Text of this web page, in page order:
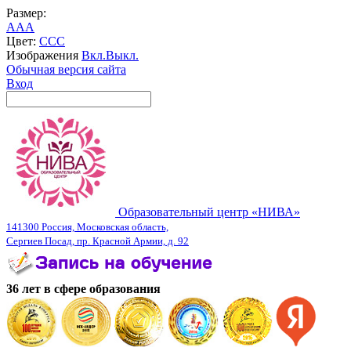
Размер:
AAA
Цвет: CCC
Изображения Вкл.Выкл.
Обычная версия сайта
Вход
Образовательный центр «НИВА»
141300 Россия, Московская область,
Сергиев Посад, пр. Красной Армии, д. 92
36 лет в сфере образования